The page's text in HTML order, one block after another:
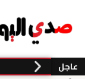
عاجل